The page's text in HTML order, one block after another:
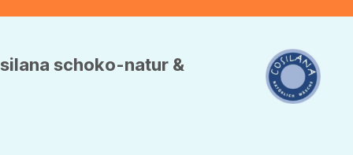
schoko-natur &